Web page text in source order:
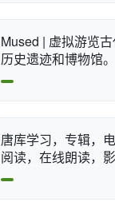
Mused | 虚拟游览
历史遗迹和博物馆。
唐库学习，专辑，
阅读，在线朗读，